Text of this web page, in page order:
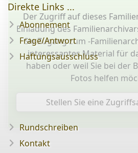
Der Zugriff auf dieses
Einladung des
Sie Zugang zum -
interessantes Material für
haben oder weil Sie bei der
Fotos helfen
Stellen Sie eine
Direkte Links ...
Abonnement
Frage/Antwort
Haftungsausschluss
Rundschreiben
Kontakt